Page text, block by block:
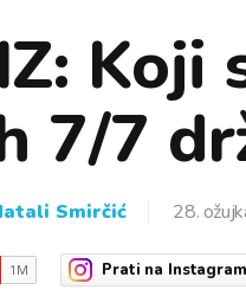
Koji
7/7
Smirčić 28.
Prati na